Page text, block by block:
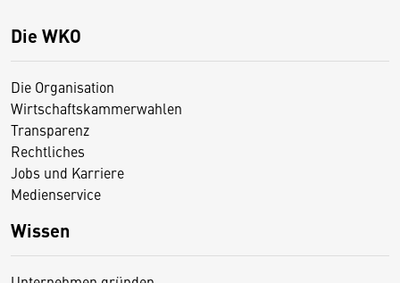
Die WKO
Die Organisation
Wirtschaftskammerwahlen
Transparenz
Rechtliches
Jobs und Karriere
Medienservice
Wissen